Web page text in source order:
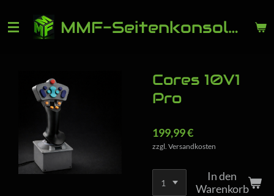
Hauptinhalt
springen
M
MF-Seitenkonsolen
Cores 10V1
Pro
199,99 €
zzgl. Versandkosten
In den
Warenkorb